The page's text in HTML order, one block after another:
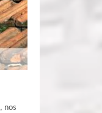
nos